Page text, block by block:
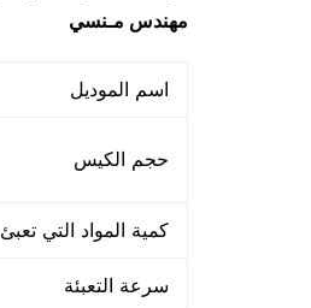
مهندس مـنسي
اسم الموديل
حجم الكيس
كمية المواد التي تعبئ
سرعة التعبئة